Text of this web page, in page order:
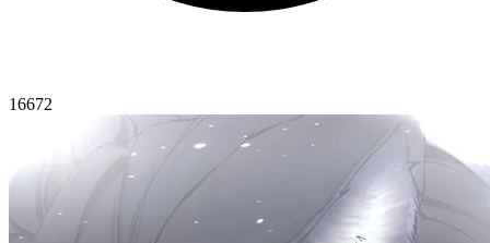
16672